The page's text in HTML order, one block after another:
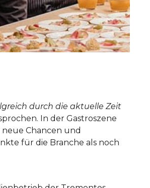
durch die aktuelle Zeit
In der Gastroszene
Chancen und
für die Branche als noch